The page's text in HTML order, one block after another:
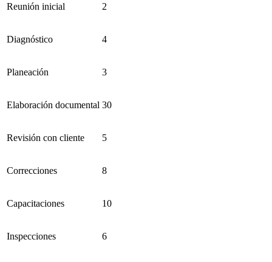
Reunión inicial 2
Diagnóstico 4
Planeación 3
Elaboración documental 30
Revisión con cliente 5
Correcciones 8
Capacitaciones 10
Inspecciones 6